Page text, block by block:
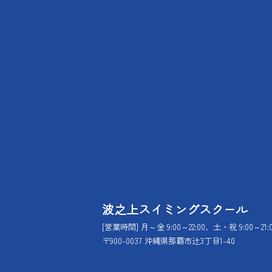
波之上スイミングスクール
[営業時間] 月～金 9:00～22:00、土・祝 9:00～
〒900-0037 沖縄県那覇市辻3丁目1-40